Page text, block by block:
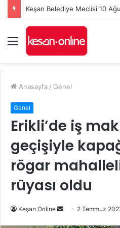
Menü
Anasayfa / Genel
Genel
Erikli’de iş
geçişiyle
rögar
rüyası oldu
Keşan Online
Bir
2 Temmuz